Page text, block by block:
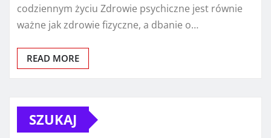
codziennym życiu Zdrowie psychiczne jest równie
ważne jak zdrowie fizyczne, a dbanie o…
READ MORE
SZUKAJ